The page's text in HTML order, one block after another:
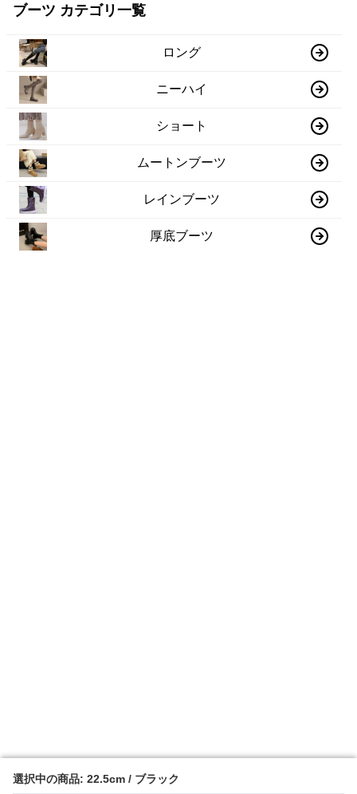
選択中の商品: 22.5cm / ブラック
選択中の商品: 22.5cm / ブラック
ブーツ カテゴリ一覧
ロング
ニーハイ
ショート
ムートンブーツ
レインブーツ
厚底ブーツ